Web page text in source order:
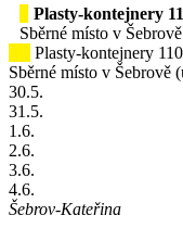
Plasty-kontejnery
Sběrné místo v
Plasty-kontejnery
Sběrné místo v Šebrově
30.5.
31 .5.
1 .6.
2.6.
3.6.
4.6.
Šebrov-Kateřina